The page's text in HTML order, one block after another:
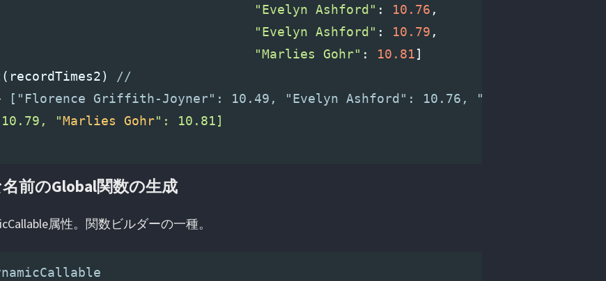
"Evelyn Ashford" : 10.76 ,
"Evelyn Ashford" : 10.79 ,
"Marlies Gohr" : 10.81]
( recordTimes2)
//
["Florence Griffith-Joyner": 10.49, "Evelyn Ashford": 10.76, "Evelyn Ashfo
"Marlies Gohr": 10.81]
前のGlobal関数の生成
属性。関数ビルダーの一種。